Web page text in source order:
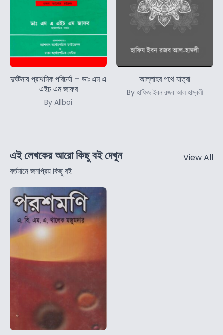
দুর্ঘটনায় প্রাথমিক পরিচর্যা – ডাঃ এম এ
এইচ এম জাফর
By Allboi
আল্লাহর পথে যাত্রা
By হাফিজ ইবন রজব আল হাম্বলী
এই লেখকের আরো কিছু বই দেখুন
বর্তমানে জনপ্রিয় কিছু বই
View All